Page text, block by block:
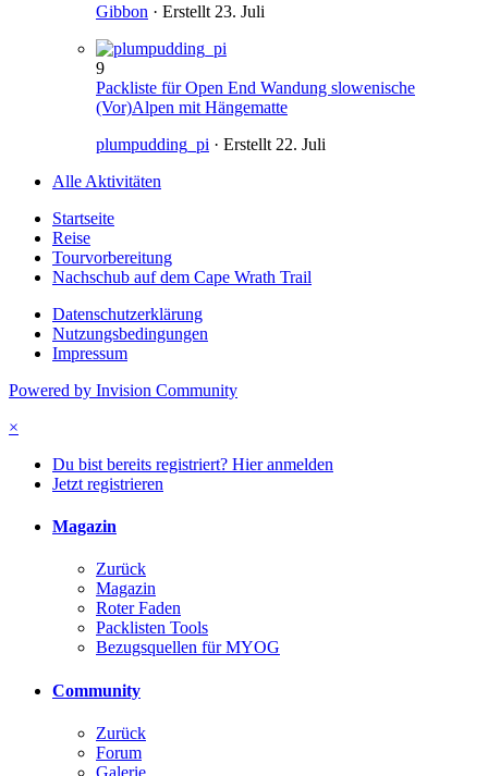
Gibbon · Erstellt 23. Juli
9
Packliste für Open End Wandung slowenische
(Vor)Alpen mit Hängematte
plumpudding_pi · Erstellt 22. Juli
Alle Aktivitäten
Startseite
Reise
Tourvorbereitung
Nachschub auf dem Cape Wrath Trail
Datenschutzerklärung
Nutzungsbedingungen
Impressum
Powered by Invision Community
×
Du bist bereits registriert? Hier anmelden
Jetzt registrieren
Magazin
Zurück
Magazin
Roter Faden
Packlisten Tools
Bezugsquellen für MYOG
Community
Zurück
Forum
Galerie